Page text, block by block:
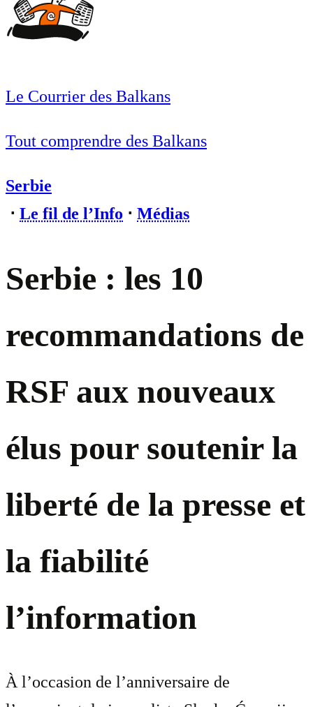
Le Courrier des Balkans
Tout comprendre des Balkans
Serbie
⋅ Le fil de l’Info ⋅ Médias
Serbie : les 10
recommandations de
RSF aux nouveaux
élus pour soutenir la
liberté de la presse et
la fiabilité
l’information
À l’occasion de l’anniversaire de